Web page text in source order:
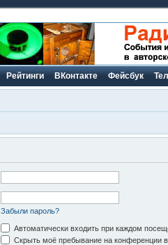
Рейтинги ВКонтакте Фейсбук
Забыли пароль?
Автоматически входить при каждом
Скрыть моё пребывание на конференции в